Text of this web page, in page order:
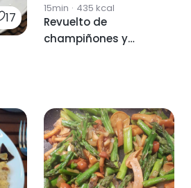
17
15min · 435 kcal
Revuelto de
champiñones y